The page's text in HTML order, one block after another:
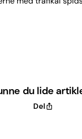
du lide
Del